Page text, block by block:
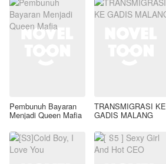
Pembunuh Bayaran
Menjadi Queen Mafia
TRANSMIGRASI KE
GADIS MALANG